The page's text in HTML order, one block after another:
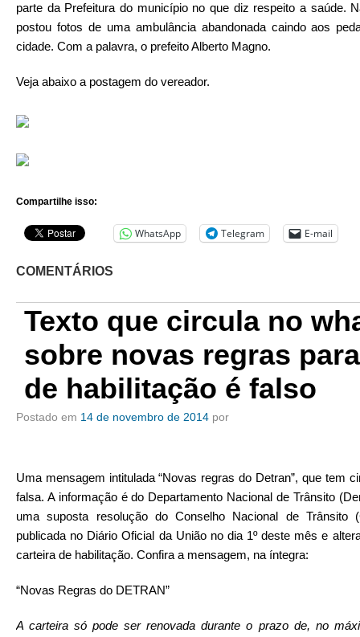
parte da Prefeitura do município no que diz respeito a saúde.
postou fotos de uma ambulância abandonada caindo aos
cidade. Com a palavra, o prefeito Alberto Magno.
Veja abaixo a postagem do vereador.
Compartilhe isso:
WhatsApp Telegram E-mail
COMENTÁRIOS
Texto que circula no
sobre novas regras
de habilitação é falso
Postado em 14 de novembro de 2014 por
Uma mensagem intitulada “Novas regras do Detran”, que tem
falsa. A informação é do Departamento Nacional de Trânsito
uma suposta resolução do Conselho Nacional de Trânsito
publicada no Diário Oficial da União no dia 1º deste mês e
carteira de habilitação. Confira a mensagem, na íntegra:
“Novas Regras do DETRAN”
A carteira só pode ser renovada durante o prazo de, no